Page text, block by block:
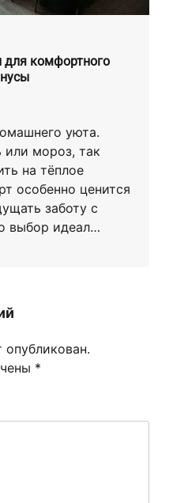
для комфортного
уюта.
или мороз, так
на тёплое
особенно ценится
заботу с
выбор идеал…
*